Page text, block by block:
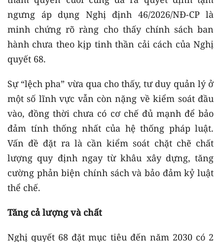
ngưng áp dụng Nghị định 46/2026/NĐ-CP là
minh chứng rõ ràng cho thấy chính sách ban
hành chưa theo kịp tinh thần cải cách của Nghị
quyết 68.
Sự “lệch pha” vừa qua cho thấy, tư duy quản lý ở
một số lĩnh vực vẫn còn nặng về kiểm soát đầu
vào, đồng thời chưa có cơ chế đủ mạnh để bảo
đảm tính thống nhất của hệ thống pháp luật.
Vấn đề đặt ra là cần kiểm soát chặt chẽ chất
lượng quy định ngay từ khâu xây dựng, tăng
cường phản biện chính sách và bảo đảm kỷ luật
thể chế.
Tăng cả lượng và chất
Nghị quyết 68 đặt mục tiêu đến năm 2030 có 2